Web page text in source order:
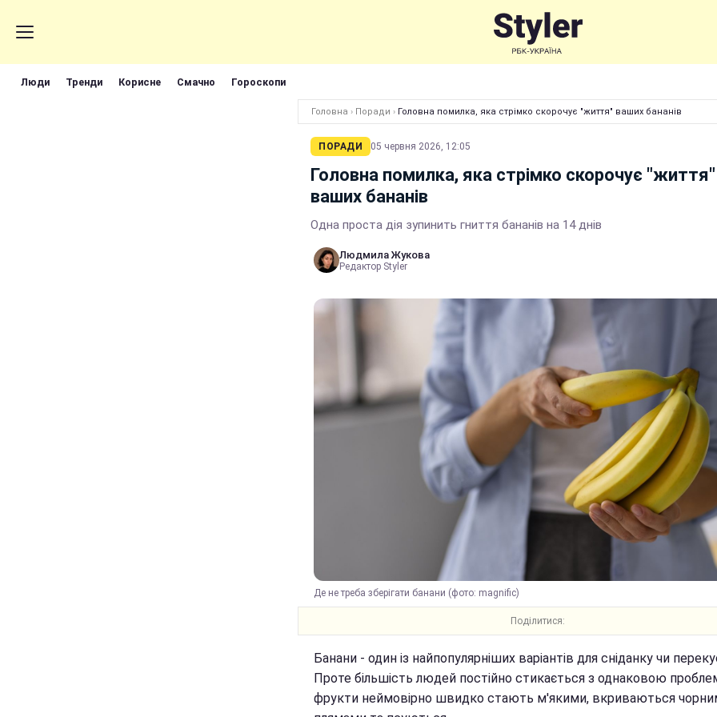
Люди Тренди Корисне Смачно Гороскопи
Головна › Поради › Головна помилка, яка стрімко скорочує "життя" ваших бананів
ПОРАДИ 05 червня 2026, 12:05
Головна помилка, яка стрімко скорочує "життя"
ваших бананів
Одна проста дія зупинить гниття бананів на 14 днів
Людмила Жукова
Редактор Styler
Де не треба зберігати банани (фото: magnific)
Поділитися:
Банани - один із найпопулярніших варіантів для сніданку чи
Проте більшість людей постійно стикається з однаковою
фрукти неймовірно швидко стають м'якими, вкриваються